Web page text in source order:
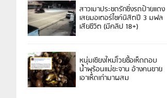
สาวเมาประชดรักซิ่งรถป้ายแดง
เสยมอเตอร์ไซค์นิสิตปี 3 มฟล
เสียชีวิต (มีคลิป 18+)
หนุ่มเชียงใหม่โวยซื้อเห็ดถอบ
น้ำพุร้อนแม่ขะจาน อ้างคนขาย
เอาเห็ดเก่ามาผสม